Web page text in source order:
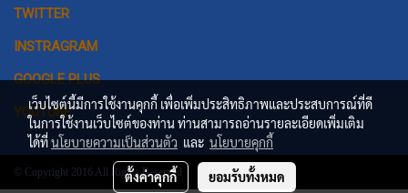
TWITTER
INSTRAGRAM
GOOGLE PLUS
YOUTUBE
© Copyright 2016 All Rights Reserved
เว็บไซต์นี้มีการใช้งานคุกกี้ เพื่อเพิ่มประสิทธิภาพและประสบการณ์ที่ดี
ในการใช้งานเว็บไซต์ของท่าน ท่านสามารถอ่านรายละเอียดเพิ่มเติม
ได้ที่นโยบายความเป็นส่วนตัว และ นโยบายคุกกี้
ตั้งค่าคุกกี้ ยอมรับทั้งหมด